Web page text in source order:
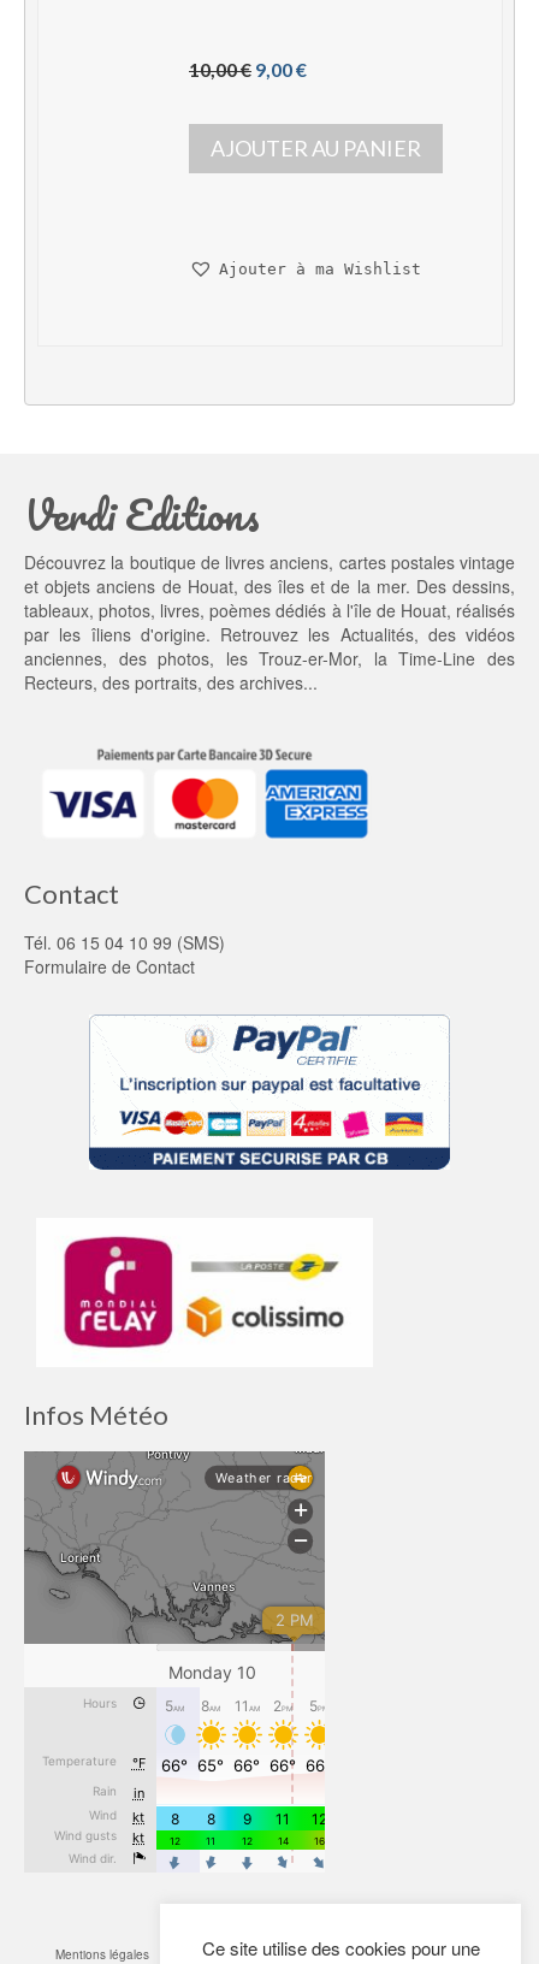
10,00 € L
p
r
i
i
é
t :
0,
0
0 €.
9,00 €L
p
r
i
s
AJOUTER AU PANIER
Ajouter à ma Wishlist
Verdi Editions
Découvrez la boutique de livres anciens, cartes postales vintage
et objets anciens de Houat, des îles et de la mer. Des dessins,
tableaux, photos, livres, poèmes dédiés à l'île de Houat, réalisés
par les îliens d'origine. Retrouvez les Actualités, des vidéos
anciennes, desphotos, lesTrouz-er-Mor, laTime-Line des
Recteurs, des portraits, des archives...
Contact
Tél. 06 15 04 10 99 (SMS)
Formulaire de Contact
Infos Météo
Mentions légales Cookies Confidentialité Plan du site Contact
Ce site utilise des cookies pour une